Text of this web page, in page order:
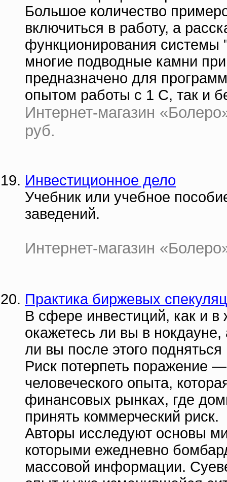
Большое количество
включиться в работу, а
функционирования системы
многие подводные камни
предназначено для
опытом работы с 1 С, так и
Интернет-магазин
руб.
Инвестиционное дело
Учебник или учебное
заведений.
Интернет-магазин
Практика биржевых
В сфере инвестиций, как и в
окажетесь ли вы в нокдауне,
ли вы после этого
Риск потерпеть поражение
человеческого опыта,
финансовых рынках, где
принять коммерческий риск.
Авторы исследуют основы
которыми ежедневно
массовой информации.